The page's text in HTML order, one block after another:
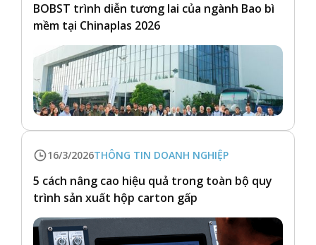
BOBST trình diễn tương lai của ngành Bao bì
mềm tại Chinaplas 2026
16/3/2026THÔNG TIN DOANH NGHIỆP
5 cách nâng cao hiệu quả trong toàn bộ quy
trình sản xuất hộp carton gấp